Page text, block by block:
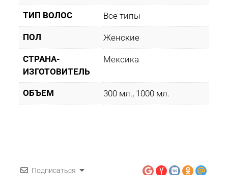
ТИП ВОЛОС Все типы
ПОЛ Женские
СТРАНА-
ИЗГОТОВИТЕЛЬ
Мексика
ОБЪЕМ 300 мл., 1000 мл.
Подписаться